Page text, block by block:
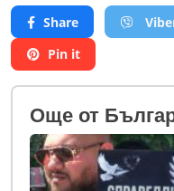
Share
Pin it
Oще от